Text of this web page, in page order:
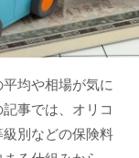
均や相場が気に
事では、オリコ
別などの保険料